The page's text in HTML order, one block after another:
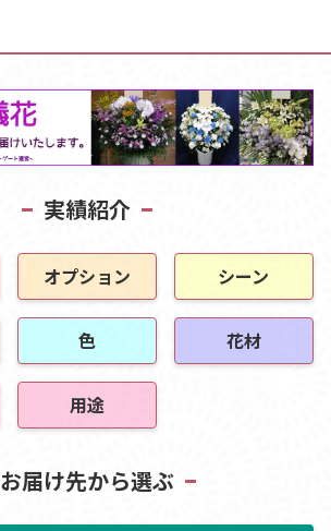
実績紹介
オプション シーン
色 花材
用途
お届け先から選ぶ